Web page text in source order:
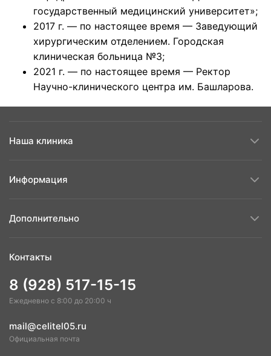
государственный медицинский университет»;
2017 г. — по настоящее время — Заведующий
хирургическим отделением. Городская
клиническая больница №3;
2021 г. — по настоящее время — Ректор
Научно-клинического центра им. Башларова.
Наша клиника
Информация
Дополнительно
Контакты
8 (928) 517-15-15
Ежедневно с 8:00 до 20:00 ч
mail@celitel05.ru
Официальная почта